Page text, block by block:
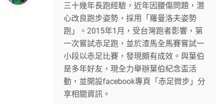
三十幾年長跑經驗，近年因腰傷問題，潛
心改良跑步姿勢，採用「羅曼洛夫姿勢
跑」。2015年1月，受台灣跑者影響，第
一次嘗試赤足跑，並於渣馬全馬賽嘗試一
小段以赤足比賽，發現頗有成效。與葉伯
是多年好友，現全力舉辦葉伯紀念盃活
動，並開設facebook專頁「赤足微步」分
享相關資訊。